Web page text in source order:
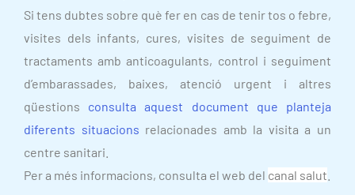
Si tens dubtes sobre què fer en cas de tenir tos o febre,
visites dels infants, cures, visites de seguiment de
tractaments amb anticoagulants, control i seguiment
d’embarassades, baixes, atenció urgent i altres
qüestions consulta aquest document que planteja
diferents situacions relacionades amb la visita a un
centre sanitari.
Per a més informacions, consulta el web del canal salut